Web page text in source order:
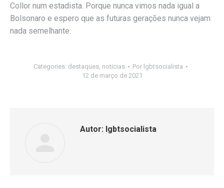
Collor num estadista. Porque nunca vimos nada igual a
Bolsonaro e espero que as futuras gerações nunca vejam
nada semelhante.
Categories: destaques noticias Por lgbtsocialista
12 de março de 2021
Autor: lgbtsocialista